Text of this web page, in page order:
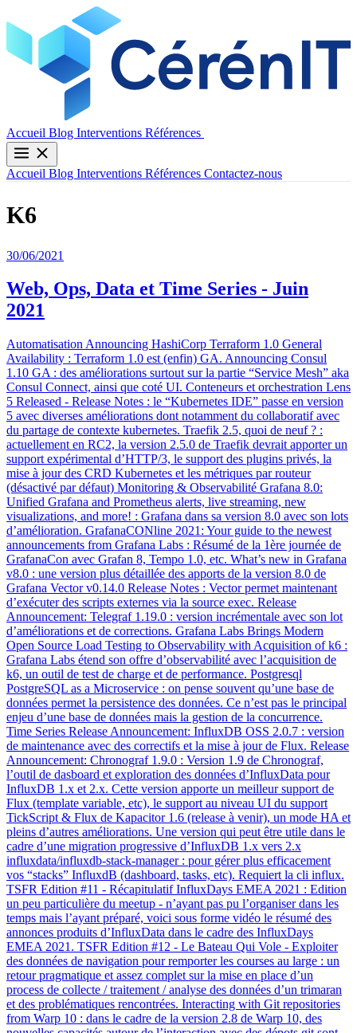
Accueil Blog Interventions Références
Accueil Blog Interventions Références Contactez-nous
K6
30/06/2021
Web, Ops, Data et Time Series - Juin
2021
Automatisation Announcing HashiCorp Terraform 1.0 General
Availability : Terraform 1.0 est (enfin) GA. Announcing Consul
1.10 GA : des améliorations surtout sur la partie “Service Mesh” aka
Consul Connect, ainsi que coté UI. Conteneurs et orchestration Lens
5 Released - Release Notes : le “Kubernetes IDE” passe en version
5 avec diverses améliorations dont notamment du collaboratif avec
du partage de contexte kubernetes. Traefik 2.5, quoi de neuf ? :
actuellement en RC2, la version 2.5.0 de Traefik devrait apporter un
support expérimental d’HTTP/3, le support des plugins privés, la
mise à jour des CRD Kubernetes et les métriques par routeur
(désactivé par défaut) Monitoring & Observabilité Grafana 8.0:
Unified Grafana and Prometheus alerts, live streaming, new
visualizations, and more! : Grafana dans sa version 8.0 avec son lots
d’amélioration. GrafanaCONline 2021: Your guide to the newest
announcements from Grafana Labs : Résumé de la 1ère journée de
GrafanaCon avec Grafan 8, Tempo 1.0, etc. What’s new in Grafana
v8.0 : une version plus détaillée des apports de la version 8.0 de
Grafana Vector v0.14.0 Release Notes : Vector permet maintenant
d’exécuter des scripts externes via la source exec. Release
Announcement: Telegraf 1.19.0 : version incrémentale avec son lot
d’améliorations et de corrections. Grafana Labs Brings Modern
Open Source Load Testing to Observability with Acquisition of k6 :
Grafana Labs étend son offre d’observabilité avec l’acquisition de
k6, un outil de test de charge et de performance. Postgresql
PostgreSQL as a Microservice : on pense souvent qu’une base de
données permet la persistence des données. Ce n’est pas le principal
enjeu d’une base de données mais la gestion de la concurrence.
Time Series Release Announcement: InfluxDB OSS 2.0.7 : version
de maintenance avec des correctifs et la mise à jour de Flux. Release
Announcement: Chronograf 1.9.0 : Version 1.9 de Chronograf,
l’outil de dasboard et exploration des données d’InfluxData pour
InfluxDB 1.x et 2.x. Cette version apporte un meilleur support de
Flux (template variable, etc), le support au niveau UI du support
TickScript & Flux de Kapacitor 1.6 (release à venir), un mode HA et
pleins d’autres améliorations. Une version qui peut être utile dans le
cadre d’une migration progressive d’InfluxDB 1.x vers 2.x
influxdata/influxdb-stack-manager : pour gérer plus efficacement
vos “stacks” InfluxdB (dashboard, tasks, etc). Requiert la cli influx.
TSFR Edition #11 - Récapitulatif InfluxDays EMEA 2021 : Edition
un peu particulière du meetup - n’ayant pas pu l’organiser dans les
temps mais l’ayant préparé, voici sous forme vidéo le résumé des
annonces produits d’InfluxData dans le cadre des InfluxDays
EMEA 2021. TSFR Edition #12 - Le Bateau Qui Vole - Exploiter
des données de navigation pour remporter les courses au large : un
retour pragmatique et assez complet sur la mise en place d’un
process de collecte / traitement / analyse des données d’un trimaran
et des problématiques rencontrées. Interacting with Git repositories
from Warp 10 : dans le cadre de la version 2.8 de Warp 10, des